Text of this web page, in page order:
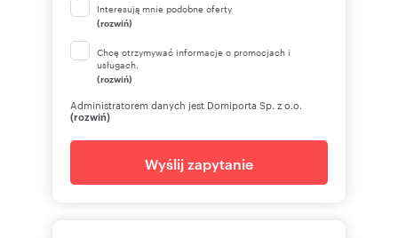
Interesują mnie podobne oferty
(rozwiń)
Chcę otrzymywać informacje o promocjach i
usługach.
(rozwiń)
Administratorem danych jest Domiporta Sp. z o.o.
(rozwiń)
Wyślij zapytanie